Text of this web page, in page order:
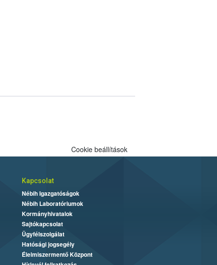
Cookie beállítások
Kapcsolat
Nébih Igazgatóságok
Nébih Laboratóriumok
Kormányhivatalok
Sajtókapcsolat
Ügyfélszolgálat
Hatósági jogsegély
Élelmiszermentő Központ